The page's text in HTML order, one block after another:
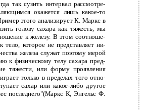
так сузить интервал рассмотре­
окажется лишь какое-то
этого анализирует К. Маркс в
голову сахара как тяжесть, мы
к железу. В этом соотноше­
тело, которое не представляет ни­
железа служат поэтому мерой
к физическому телу сахара пред­
тяжести, или форму проявления
только в пределах того отно­
сахар или какое-либо другое
последнего"(Маркс К, Энгельс Ф.